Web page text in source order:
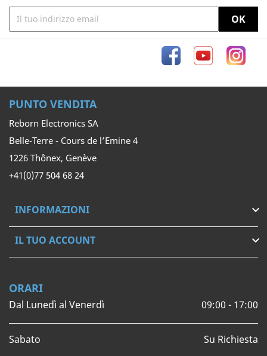
FacebookYouTube
PUNTO VENDITA
Reborn Electronics SA
Belle-Terre - Cours de l’Emine 4
1226 Thônex, Genève
+41(0)77 504 68 24
INFORMAZIONI 
IL TUO ACCOUNT 
ORARI
Dal Lunedì al Venerdì 09:00 - 17:00
Sabato Su Richiesta